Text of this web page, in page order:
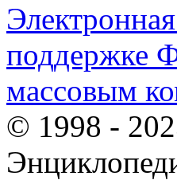
поддержке
массовым
© 1998 -